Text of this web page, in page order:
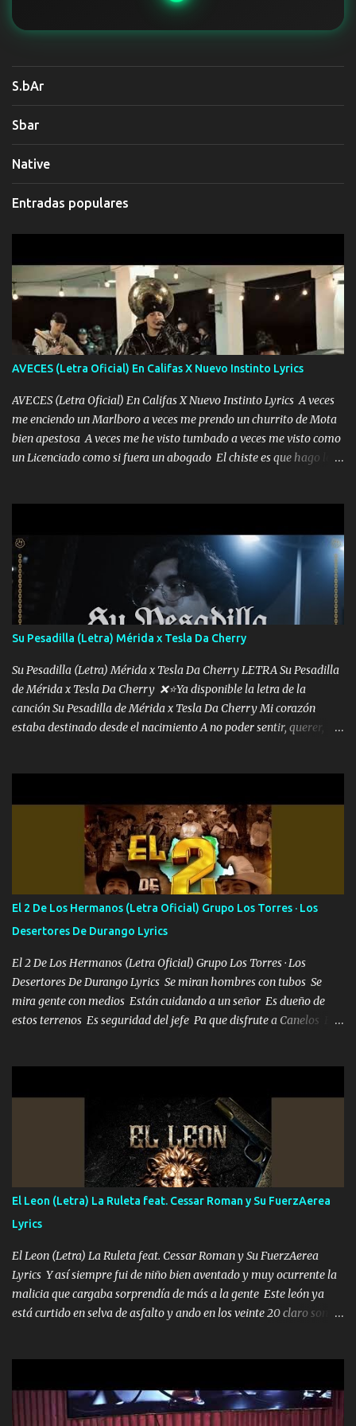
S.bAr
Sbar
Native
Entradas populares
AVECES (Letra Oficial) En Califas X Nuevo Instinto Lyrics
AVECES (Letra Oficial) En Califas X Nuevo Instinto Lyrics A veces
me enciendo un Marlboro a veces me prendo un churrito de Mota
bien apestosa A veces me he visto tumbado a veces me visto como
un Licenciado como si fuera un abogado El chiste es que hago lo
corriente no quieren verte subir de level trucha mis plebes Música
A veces me pongo un sombrero a veces me ven la cachucha de lado
con la mirada siempre en alto A veces me fajó una super o a veces
me fajó una Glock siempre armado todas las generaciones yo
traigo El chiste es que hago lo que quiero pues así soy me mandó
yo tengo el control a todos yo les paro el dedo soy hocicon un
malcriado un malandrón Que Les importa no saben nada falsas
las risas las que me miran hay gente corriente no quieren ve...
Su Pesadilla (Letra) Mérida x Tesla Da Cherry
Su Pesadilla (Letra) Mérida x Tesla Da Cherry LETRA Su Pesadilla
de Mérida x Tesla Da Cherry ❌⭐Ya disponible la letra de la
canción Su Pesadilla de Mérida x Tesla Da Cherry Mi corazón
estaba destinado desde el nacimiento A no poder sentir, querer,
algunas que no lo entiendan Porque ahora soy su pesadilla, lo sé
Soy yo la octava maravilla, no lo niegues Tengo de rodillas a otras
cien Y por más que quieran no me detienen Soy yo la mente que
más brilla, lo ves Pa' mi la vida es tan sencilla No lo entenderías en
tu vida, y está bien Porque lo que tengo nadie lo tiene Una me está
escribiendo y la otra me va a llamar Quiere que vaya a verla y que
la invite a cenar Otras más me están pidiendo que las saque a
bailar Pero es que tengo un par de conciertos más que llenar Se
mueven solo por el interés P...
El 2 De Los Hermanos (Letra Oficial) Grupo Los Torres · Los
Desertores De Durango Lyrics
El 2 De Los Hermanos (Letra Oficial) Grupo Los Torres · Los
Desertores De Durango Lyrics Se miran hombres con tubos Se
mira gente con medios Están cuidando a un señor Es dueño de
estos terrenos Es seguridad del jefe Pa que disfrute a Canelos Es
ni tampoco las mujeres porque es platica de grandes por eso hay
que estar alegres doy las instrucciones para atender los deberes
Música Si es que salta algún problema de confianza tengo gente
ahí está el Hombre Cuarenta y también Pariente 7 arreglan
cualquier problema no más es cuestión que ordené NOS HACE
FALTA UN HERMANO DE CLAVE ERA EL 24 SIEMPRE FUE UN
HOMBRE VALIENTE POR ALGO M'URIÓ PELEAND0 SIEMPRE
VIO POR LA FAMILIA PARA QUE SIGA EL LEGADO Es el DOS de
los HERMANOS un cerebro inteligente y com...
El Leon (Letra) La Ruleta feat. Cessar Roman y Su FuerzAerea
Lyrics
El Leon (Letra) La Ruleta feat. Cessar Roman y Su FuerzAerea
Lyrics Y así siempre fui de niño bien aventado y muy ocurrente la
malicia que cargaba sorprendía de más a la gente Este león ya
está curtido en selva de asfalto y ando en los veinte 20 claro son
pa más pues hay charola les voy a dar hasta topar pues no hay de
otra Música Surcando bien mi camino voy por mi línea no veo a